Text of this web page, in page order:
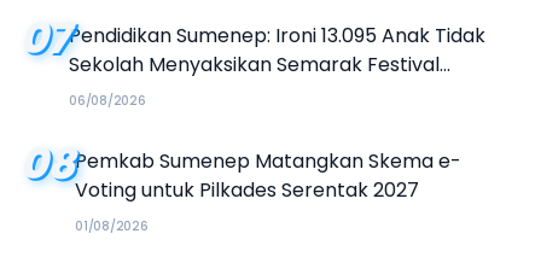
07Pendidikan Sumenep: Ironi 13.095 Anak Tidak
Sekolah Menyaksikan Semarak Festival
Kalender Event 2026
06/08/2026
08Pemkab Sumenep Matangkan Skema e-
Voting untuk Pilkades Serentak 2027
01/08/2026